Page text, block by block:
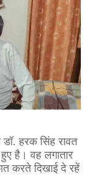
हरक सिंह रावत
है। वह लगातार
करते दिखाई दे रहें